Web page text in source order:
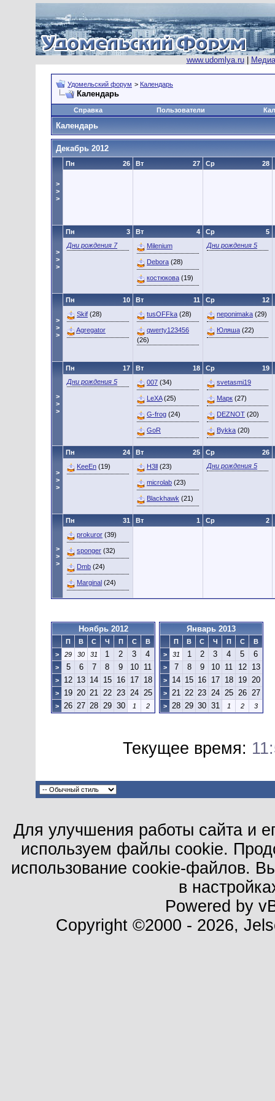
www.udomlya.ru|
Удомельский форум > Календарь
Календарь
Справка Пользователи
Календарь
Декабрь 2012
>
>
>
26
Пн 27
Вт 28
Ср
>
>
>
3
Пн
Дни рождения 7
4
Вт
Milenium
Debora (28)
костюкова (19)
5
Ср
Дни рождения 5
>
>
>
10
Пн
Skif (28)
Agregator
11
Вт
tusOFFka (28)
qwerty123456
(26)
12
Ср
neponimaka (29)
Юляша (22)
>
>
>
17
Пн
Дни рождения 5
18
Вт
007 (34)
LeXA(25)
G-frog (24)
GoR
19
Ср
svetasmi19
Марк (27)
DEZNOT (20)
Bykka (20)
>
>
>
24
Пн
KeeEn (19)
25
Вт
H3ll (23)
microlab (23)
Blackhawk (21)
26
Ср
Дни рождения 5
>
>
>
31
Пн
prokuror (39)
sponger (32)
Dmb (24)
Marginal (24)
1
Вт 2
Ср
Ноябрь 2012
П В С Ч П С
В
>
29 30 31 1 2 3 4
> 5 6 7 8 9 10 11
> 12 13 14 15 16 17 18
> 19 20 21 22 23 24 25
> 26 27 28 29 30 1 2
Январь 2013
П В С Ч П С
В
>
31 1 2 3 4 5 6
> 7 8 9 10 11 12 13
> 14 15 16 17 18 19 20
> 21 22 23 24 25 26 27
> 28 29 30 31 1 2 3
Текущее время:
Для улучшения работы сайта и
используем файлы cookie.
использование cookie-файлов.
в
Powered by
Copyright ©2000 - 2026,